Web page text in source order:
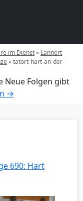
im Dienst» Lannert
»tatort-hart-an-der-
Neue Folgen gibt
→
690: Hart